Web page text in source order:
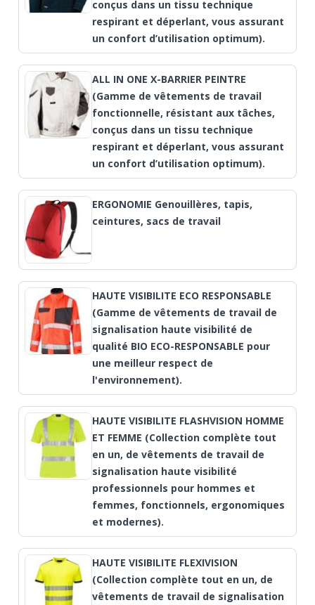
conçus dans un tissu technique
respirant et déperlant, vous assurant
un confort d’utilisation optimum).
ALL IN ONE X-BARRIER PEINTRE
(Gamme de vêtements de travail
fonctionnelle, résistant aux tâches,
conçus dans un tissu technique
respirant et déperlant, vous assurant
un confort d’utilisation optimum).
ERGONOMIE Genouillères, tapis,
ceintures, sacs de travail
HAUTE VISIBILITE ECO RESPONSABLE
(Gamme de vêtements de travail de
signalisation haute visibilité de
qualité BIO ECO-RESPONSABLE pour
une meilleur respect de
l'environnement).
HAUTE VISIBILITE FLASHVISION HOMME
ET FEMME (Collection complète tout
en un, de vêtements de travail de
signalisation haute visibilité
professionnels pour hommes et
femmes, fonctionnels, ergonomiques
et modernes).
HAUTE VISIBILITE FLEXIVISION
(Collection complète tout en un, de
vêtements de travail de signalisation